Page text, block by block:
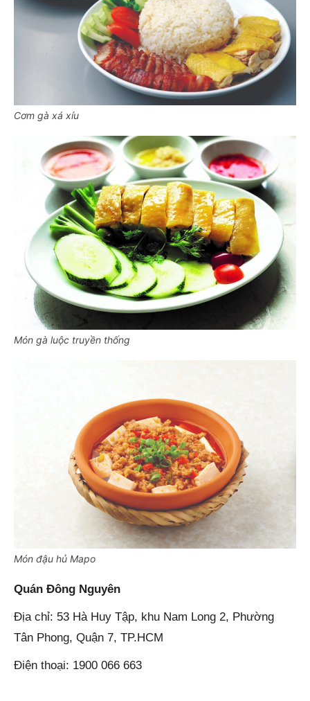
Cơm gà xá xíu
Món gà luộc truyền thống
Món đậu hủ Mapo
Quán Đông Nguyên
Địa chỉ: 53 Hà Huy Tập, khu Nam Long 2, Phường
Tân Phong, Quận 7, TP.HCM
Điện thoại: 1900 066 663